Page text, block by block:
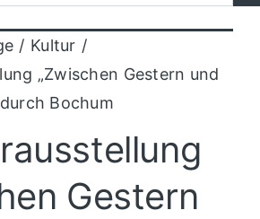
Kultur
„Zwischen Gestern und
Bochum
Gestern